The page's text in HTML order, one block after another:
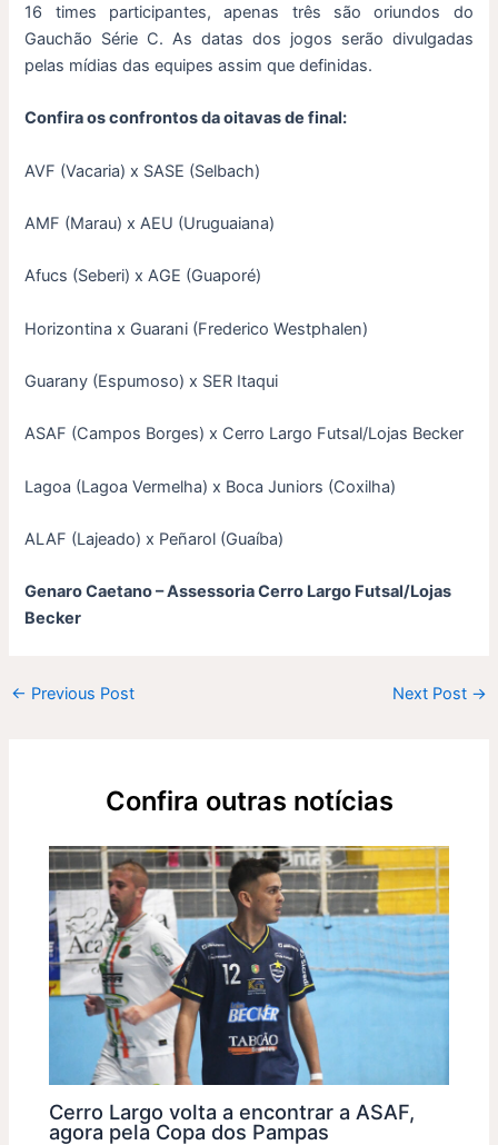
16 times participantes, apenas três são oriundos do
Gauchão Série C. As datas dos jogos serão divulgadas
pelas mídias das equipes assim que definidas.
Confira os confrontos da oitavas de final:
AVF (Vacaria) x SASE (Selbach)
AMF (Marau) x AEU (Uruguaiana)
Afucs (Seberi) x AGE (Guaporé)
Horizontina x Guarani (Frederico Westphalen)
Guarany (Espumoso) x SER Itaqui
ASAF (Campos Borges) x Cerro Largo Futsal/Lojas Becker
Lagoa (Lagoa Vermelha) x Boca Juniors (Coxilha)
ALAF (Lajeado) x Peñarol (Guaíba)
Genaro Caetano – Assessoria Cerro Largo Futsal/Lojas
Becker
← Previous Post Next Post →
Confira outras notícias
Cerro Largo volta a encontrar a ASAF,
agora pela Copa dos Pampas